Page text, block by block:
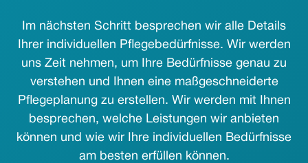
Im nächsten Schritt besprechen wir alle Details
Ihrer individuellen Pflegebedürfnisse. Wir werden
uns Zeit nehmen, um Ihre Bedürfnisse genau zu
verstehen und Ihnen eine maßgeschneiderte
Pflegeplanung zu erstellen. Wir werden mit Ihnen
besprechen, welche Leistungen wir anbieten
können und wie wir Ihre individuellen Bedürfnisse
am besten erfüllen können.